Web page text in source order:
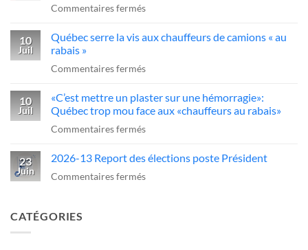
transport»
sans-
Dubé
un
qui
manœuvre
dangereuse
Commentaires ferméssur
examen
pour
des
camions
au
10
Juil
Québec serre la vis aux chauffeurs de camions « au
rabais »
Commentaires ferméssur
serre
la
vis
chauffeurs
de
10
Juil
«C’est mettre un plaster sur une hémorragie»:
Québec trop mou face aux «chauffeurs au rabais»
Commentaires ferméssur
mettre
un
23
Juin
2026-13 Report des élections poste Président
Commentaires ferméssur
CATÉGORIES